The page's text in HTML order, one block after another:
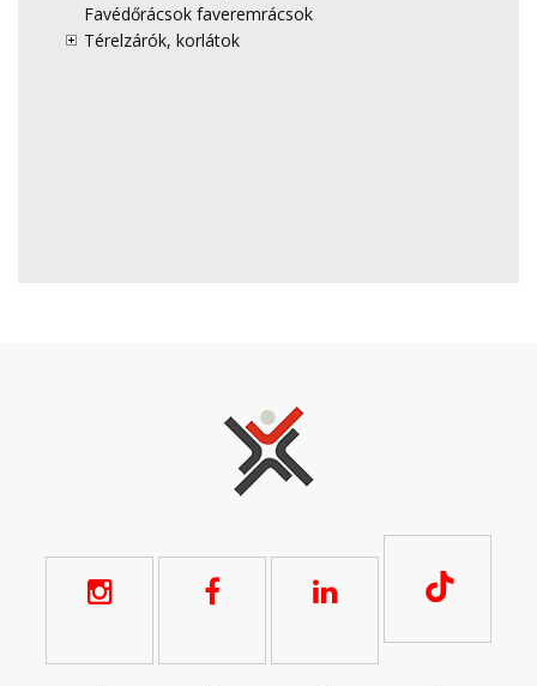
Favédőrácsok faveremrácsok
Térelzárók, korlátok